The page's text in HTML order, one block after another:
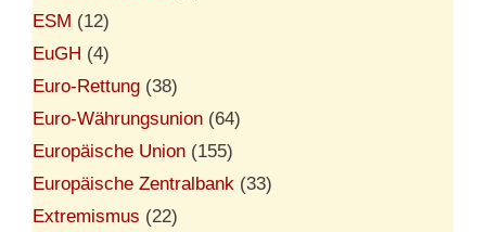
ESM (12)
EuGH (4)
Euro-Rettung (38)
Euro-Währungsunion (64)
Europäische Union (155)
Europäische Zentralbank (33)
Extremismus (22)